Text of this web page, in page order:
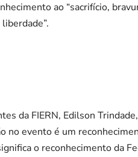
ao “sacrifício,
da FIERN, Edilson
no evento é um
o reconhecimento da